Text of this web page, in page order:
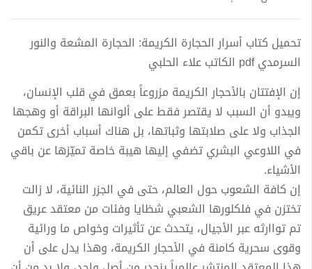
تحميل كتاب أسرار الحجارة الكريمة: الحجارة المشعة والنور
السرمدي pdf الكاتب علاء الحلبي
إن الإفتتان بالأحجار الكريمة مزروعاً بعمق في قلب الإنسان،
ويبدو أن السبب لا يقتصر فقط على ألوانها البراقة أو وهجها
الجذاب ولا على صلابتها وثباتها، بل هناك أسباب أخرى تكمن
في اللاوعي البشري تضفي إليها هيبة خاصة تميّزها عن باقي
الأشياء.
إن كافة الشعوب حول العالم، حتى في الجزر النائية، لا زالت
تختزن في فلكلورها الشعبي شظايا وفئات من معتقد عريق
تم تواارثه عبر الأجيال، يتحدث عن تأثيرات وخواص ما ورائية
وقوى سحرية كامنة في الأحجار الكريمة، وهذا يدل على أن